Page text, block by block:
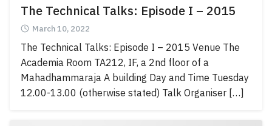
The Technical Talks: Episode I – 2015
March 10, 2022
The Technical Talks: Episode I – 2015 Venue The
Academia Room TA212, IF, a 2nd floor of a
Mahadhammaraja A building Day and Time Tuesday
12.00-13.00 (otherwise stated) Talk Organiser […]